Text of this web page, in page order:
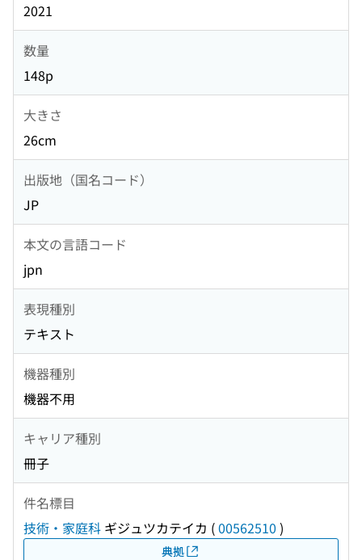
2021
数量
148p
大きさ
26cm
出版地（国名コード）
JP
本文の言語コード
jpn
表現種別
テキスト
機器種別
機器不用
キャリア種別
冊子
件名標目
技術・家庭科 ギジュツカテイカ (00562510 )
典拠